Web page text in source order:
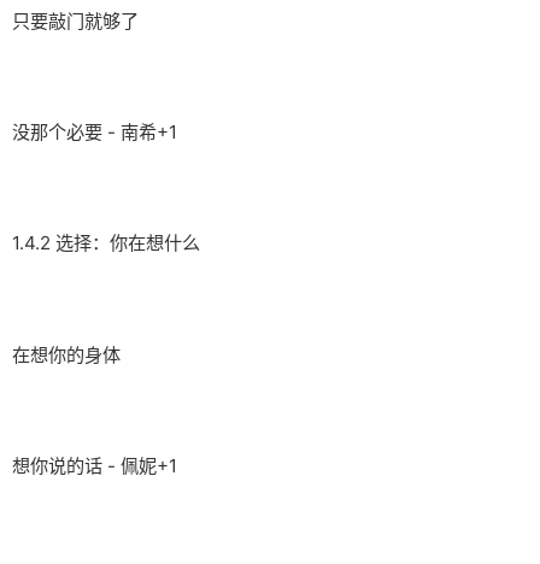
只要敲门就够了
没那个必要 - 南希+1
1.4.2 选择：你在想什么
在想你的身体
想你说的话 - 佩妮+1